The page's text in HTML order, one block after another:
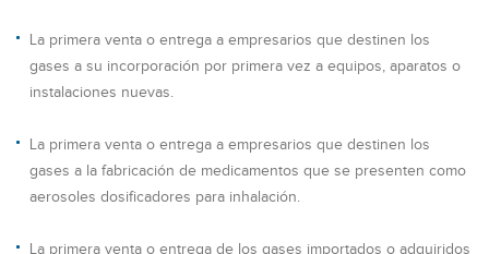
La primera venta o entrega a empresarios que destinen los
gases a su incorporación por primera vez a equipos, aparatos o
instalaciones nuevas.
La primera venta o entrega a empresarios que destinen los
gases a la fabricación de medicamentos que se presenten como
aerosoles dosificadores para inhalación.
La primera venta o entrega de los gases importados o adquiridos